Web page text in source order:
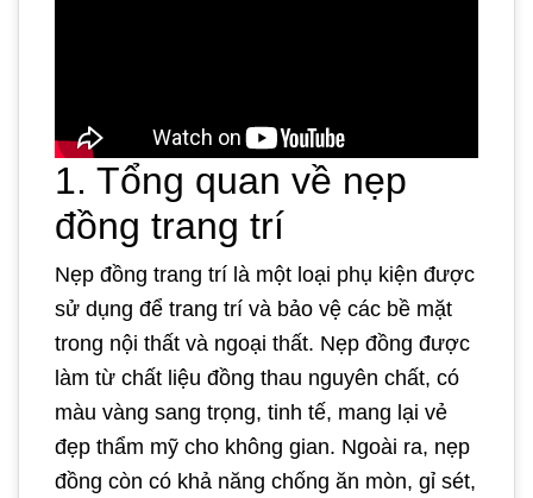
1. Tổng quan về nẹp
đồng trang trí
Nẹp đồng trang trí là một loại phụ kiện được
sử dụng để trang trí và bảo vệ các bề mặt
trong nội thất và ngoại thất. Nẹp đồng được
làm từ chất liệu đồng thau nguyên chất, có
màu vàng sang trọng, tinh tế, mang lại vẻ
đẹp thẩm mỹ cho không gian. Ngoài ra, nẹp
đồng còn có khả năng chống ăn mòn, gỉ sét,